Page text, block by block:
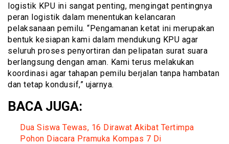
logistik KPU ini sangat penting, mengingat pentingnya
peran logistik dalam menentukan kelancaran
pelaksanaan pemilu. “Pengamanan ketat ini merupakan
bentuk kesiapan kami dalam mendukung KPU agar
seluruh proses penyortiran dan pelipatan surat suara
berlangsung dengan aman. Kami terus melakukan
koordinasi agar tahapan pemilu berjalan tanpa hambatan
dan tetap kondusif,” ujarnya.
BACA JUGA:
Dua Siswa Tewas, 16 Dirawat Akibat Tertimpa
Pohon Diacara Pramuka Kompas 7 Di